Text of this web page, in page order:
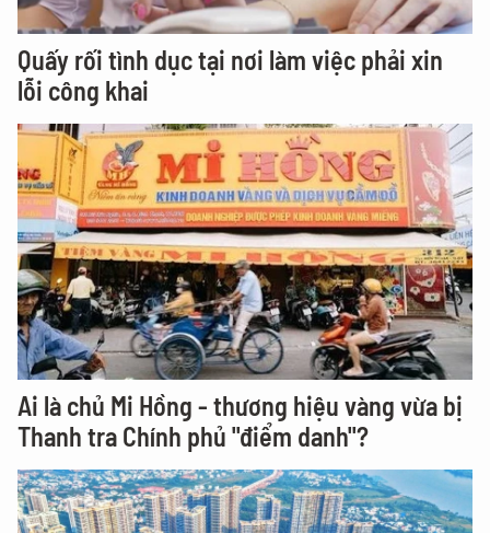
Quấy rối tình dục tại nơi làm việc phải xin
lỗi công khai
Ai là chủ Mi Hồng - thương hiệu vàng vừa bị
Thanh tra Chính phủ "điểm danh"?